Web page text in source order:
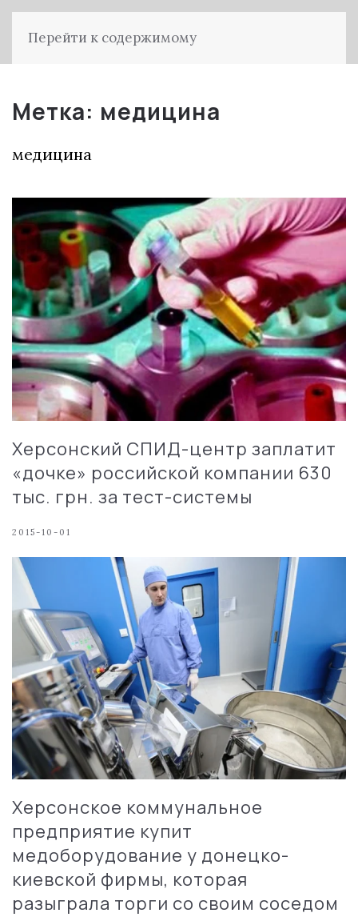
Перейти к содержимому
Метка: медицина
медицина
Херсонский СПИД-центр заплатит
«дочке» российской компании 630
тыс. грн. за тест-системы
2015-10-01
Херсонское коммунальное
предприятие купит
медоборудование у донецко-
киевской фирмы, которая
разыграла торги со своим соседом